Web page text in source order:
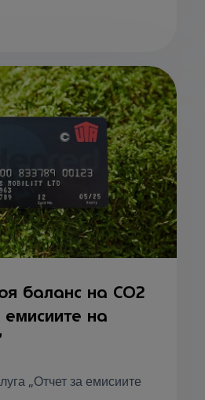
баланс на СО2
емисиите на
„Отчет за емисиите